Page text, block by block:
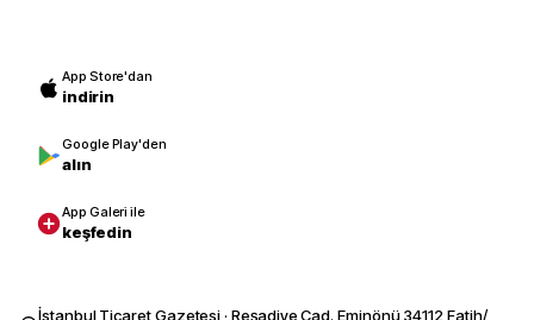
App Store'dan
indirin
Google Play'den
alın
App Galeri ile
keşfedin
İstanbul Ticaret Gazetesi · Reşadiye Cad. Eminönü 34112 Fatih/